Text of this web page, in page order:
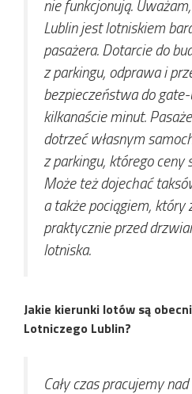
nie funkcjonują.
Lublin jest lotniskiem
pasażera. Dotarcie do
z parkingu, odprawa i
bezpieczeństwa do
kilkanaście minut.
dotrzeć własnym
z parkingu, którego ceny
Może też dojechać
a także pociągiem, który
praktycznie przed
lotniska.
Jakie kierunki lotów są
Lotniczego Lublin?
Cały czas pracujemy